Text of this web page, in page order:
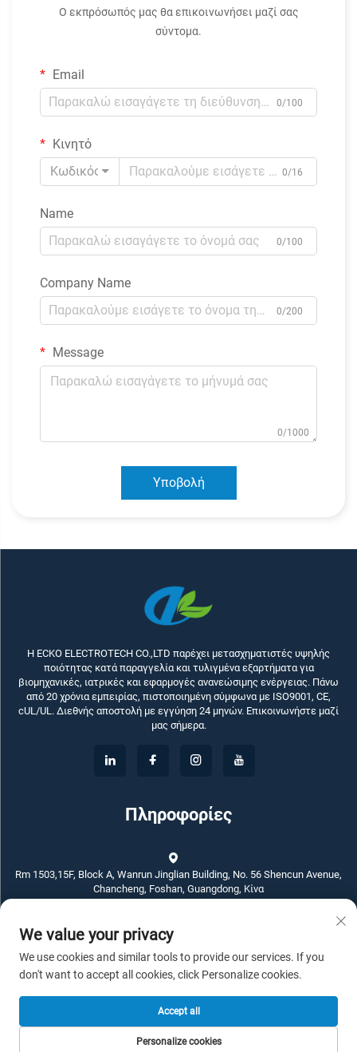
Ο εκπρόσωπός μας θα επικοινωνήσει μαζί σας
σύντομα.
Email
0/100
Κινητό
Κωδικός
0/16
Name
0/100
Company Name
0/200
Message
0/1000
Υποβολή
Η ECKO ELECTROTECH CO.,LTD παρέχει μετασχηματιστές υψηλής
ποιότητας κατά παραγγελία και τυλιγμένα εξαρτήματα για
βιομηχανικές, ιατρικές και εφαρμογές ανανεώσιμης ενέργειας. Πάνω
από 20 χρόνια εμπειρίας, πιστοποιημένη σύμφωνα με ISO9001, CE,
cUL/UL. Διεθνής αποστολή με εγγύηση 24 μηνών. Επικοινωνήστε μαζί
μας σήμερα.
Πληροφορίες
Rm 1503,15F, Block A, Wanrun Jinglian Building, No. 56 Shencun Avenue,
Chancheng, Foshan, Guangdong, Κίνα
+86-757-83789311
[email protected]
Πνευματικά δικαιώματα © 2026 ECKO ELECTROTECH CO.,LTD. Με
επιφύλαξη παντός δικαιώματος. -Πολιτική απορρήτου
We value your privacy
We use cookies and similar tools to provide our services. If you
don't want to accept all cookies, click Personalize cookies.
Personalize cookies
Accept all